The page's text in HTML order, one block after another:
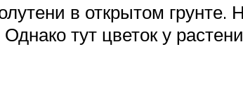
в открытом грунте.
тут цветок у